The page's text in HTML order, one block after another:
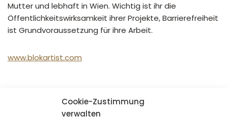
Cookie-Zustimmung
verwalten
Mutter und lebhaft in Wien. Wichtig ist ihr die
Öffentlichkeitswirksamkeit ihrer Projekte, Barrierefreiheit
ist Grundvoraussetzung für ihre Arbeit.
www.blokartist.com